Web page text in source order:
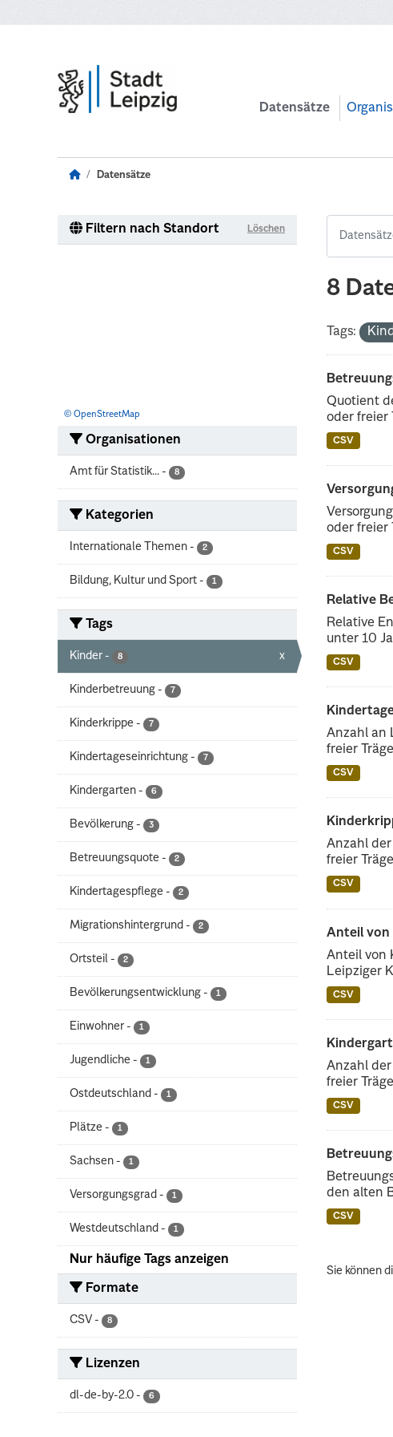
Datensätze
Datensätze
Filtern nach Standort Löschen
© OpenStreetMap
Organisationen
Amt für Statistik... - 8
Kategorien
Internationale Themen - 2
Bildung, Kultur und Sport - 1
Tags
Kinder - 8 x
Kinderbetreuung - 7
Kinderkrippe - 7
Kindertageseinrichtung - 7
Kindergarten - 6
Bevölkerung - 3
Betreuungsquote - 2
Kindertagespflege - 2
Migrationshintergrund - 2
Ortsteil - 2
Bevölkerungsentwicklung - 1
Einwohner - 1
Jugendliche - 1
Ostdeutschland - 1
Plätze - 1
Sachsen - 1
Versorgungsgrad - 1
Westdeutschland - 1
Nur häufige Tags anzeigen
Formate
CSV - 8
Lizenzen
dl-de-by-2.0 - 6
8
Tags:
Quotient
oder freier
CSV
oder freier
CSV
Relative
Relative
unter 10
CSV
Anzahl an
freier
CSV
Anzahl
freier
CSV
Anteil von
Anteil von
Leipziger
CSV
Anzahl
freier
CSV
den alten
CSV
Sie können